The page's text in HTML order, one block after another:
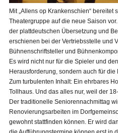
Mit „Allens op Krankenschien“ bereitet
Theatergruppe auf die neue Saison
der plattdeutschen Übersetzung und
erschienen bei der Vertriebsstelle und
Bühnenschriftsteller und
Es wird nicht nur für die Spieler und
Herausforderung, sondern auch für
Zum turbulenten Inhalt: Ein ehrbares
Tollhaus. Und das alles nur, weil der
Der traditionelle Seniorennachmittag
Renovierungsarbeiten im
gewohnt stattfinden können. Er wird